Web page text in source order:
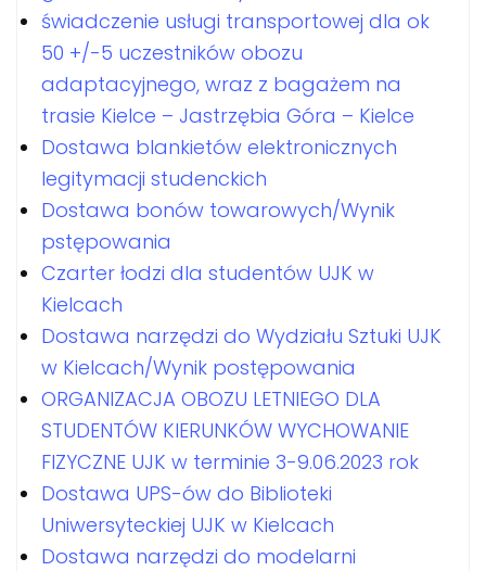
świadczenie usługi transportowej dla ok
50 +/-5 uczestników obozu
adaptacyjnego, wraz z bagażem na
trasie Kielce – Jastrzębia Góra – Kielce
Dostawa blankietów elektronicznych
legitymacji studenckich
Dostawa bonów towarowych/Wynik
pstępowania
Czarter łodzi dla studentów UJK w
Kielcach
Dostawa narzędzi do Wydziału Sztuki UJK
w Kielcach/Wynik postępowania
ORGANIZACJA OBOZU LETNIEGO DLA
STUDENTÓW KIERUNKÓW WYCHOWANIE
FIZYCZNE UJK w terminie 3-9.06.2023 rok
Dostawa UPS-ów do Biblioteki
Uniwersyteckiej UJK w Kielcach
Dostawa narzędzi do modelarni